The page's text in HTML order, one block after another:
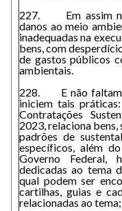
227. Em assim
danos ao meio
inadequadas na
bens, com
de gastos públicos
ambientais.
228. E não faltam
iniciem tais
Contratações
2023, relaciona
padrões de
específicos, além
Governo Federal,
dedicadas ao tema
qual podem ser
cartilhas, guias e
relacionadas ao